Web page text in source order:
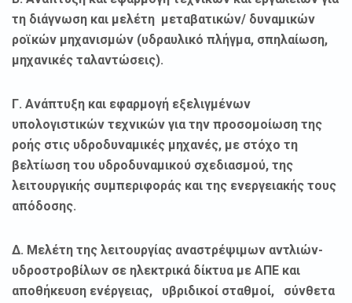
τη διάγνωση και μελέτη μεταβατικών/ δυναμικών
ροϊκών μηχανισμών (υδραυλικό πλήγμα, σπηλαίωση,
μηχανικές ταλαντώσεις).
Γ. Ανάπτυξη και εφαρμογή εξελιγμένων
υπολογιστικών τεχνικών για την προσομοίωση της
ροής στις υδροδυναμικές μηχανές, με στόχο τη
βελτίωση του υδροδυναμικού σχεδιασμού, της
λειτουργικής συμπεριφοράς και της ενεργειακής τους
απόδοσης.
Δ. M ελέτη της λειτουργίας αναστρέψιμων αντλιών-
υδροστροβίλων σε ηλεκτρικά δίκτυα με ΑΠΕ και
αποθήκευση ενέργειας, υβριδικοί σταθμοί, σύνθετα